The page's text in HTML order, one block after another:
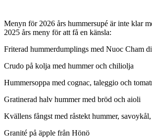
Menyn för 2026 års hummersupé är inte klar
2025 års meny för att få en känsla:
Friterad hummerdumplings med Nuoc Cham
Crudo på kolja med hummer och chiliolja
Hummersoppa med cognac, taleggio och
Gratinerad halv hummer med bröd och aioli
Kvällens fångst med råstekt hummer,
Granité på äpple från Hönö